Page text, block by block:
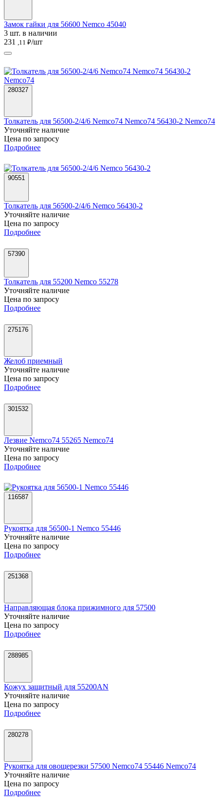
Замок гайки для 56600 Nemco 45040
3 шт. в наличии
231
,11 ₽/шт
280327
Толкатель для 56500-2/4/6 Nemco74 Nemco74 56430-2 Nemco74
Уточняйте наличие
Цена по запросу
Подробнее
90551
Толкатель для 56500-2/4/6 Nemco 56430-2
Уточняйте наличие
Цена по запросу
Подробнее
57390
Толкатель для 55200 Nemco 55278
Уточняйте наличие
Цена по запросу
Подробнее
275176
Желоб приемный
Уточняйте наличие
Цена по запросу
Подробнее
301532
Лезвие Nemco74 55265 Nemco74
Уточняйте наличие
Цена по запросу
Подробнее
116587
Рукоятка для 56500-1 Nemco 55446
Уточняйте наличие
Цена по запросу
Подробнее
251368
Направляющая блока прижимного для 57500
Уточняйте наличие
Цена по запросу
Подробнее
288985
Кожух защитный для 55200AN
Уточняйте наличие
Цена по запросу
Подробнее
280278
Рукоятка для овощерезки 57500 Nemco74 55446 Nemco74
Уточняйте наличие
Цена по запросу
Подробнее